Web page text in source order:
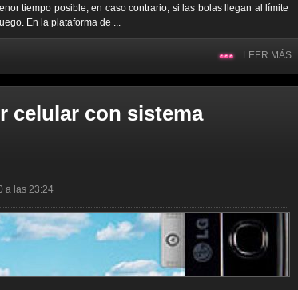
tiempo posible, en caso contrario, si las bolas llegan al límite
En la plataforma de ...
LEER MÁS
celular con sistema
a las 23:24